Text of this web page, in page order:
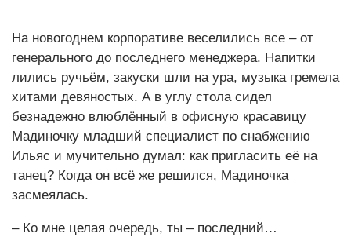
На новогоднем корпоративе веселились все – от
генерального до последнего менеджера. Напитки
лились ручьём, закуски шли на ура, музыка гремела
хитами девяностых. А в углу стола сидел
безнадежно влюблённый в офисную красавицу
Мадиночку младший специалист по снабжению
Ильяс и мучительно думал: как пригласить её на
танец? Когда он всё же решился, Мадиночка
засмеялась.
– Ко мне целая очередь, ты – последний…